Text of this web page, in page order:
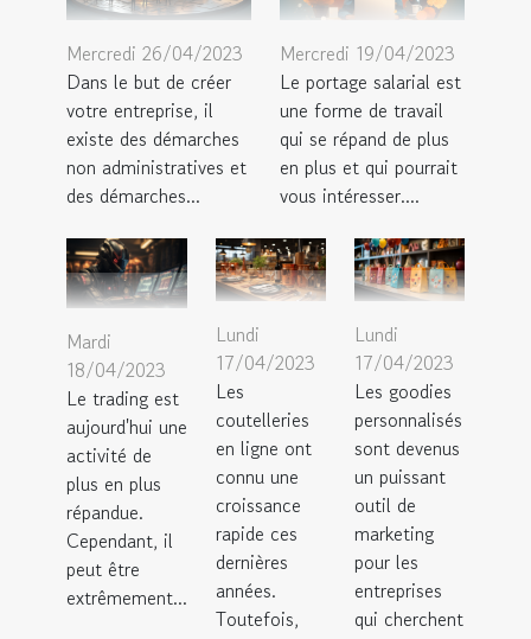
Mercredi 26/04/2023
Dans le but de créer
votre entreprise, il
existe des démarches
non administratives et
des démarches...
Mercredi 19/04/2023
Le portage salarial est
une forme de travail
qui se répand de plus
en plus et qui pourrait
vous intéresser....
Mardi
18/04/2023
Le trading est
aujourd'hui une
activité de
plus en plus
répandue.
Cependant, il
peut être
extrêmement...
Lundi
17/04/2023
Les
coutelleries
en ligne ont
connu une
croissance
rapide ces
dernières
années.
Toutefois,
Lundi
17/04/2023
Les goodies
personnalisés
sont devenus
un puissant
outil de
marketing
pour les
entreprises
qui cherchent